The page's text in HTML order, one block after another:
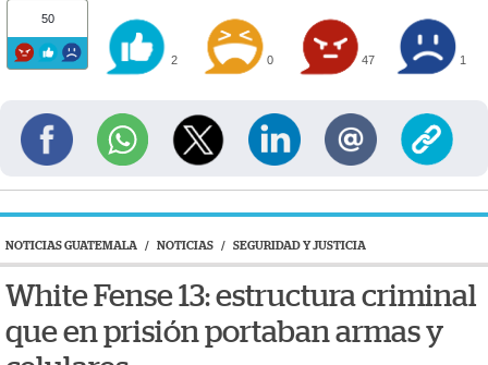
50
2 0 47 1
NOTICIAS GUATEMALA / NOTICIAS / SEGURIDAD Y JUSTICIA
White Fense 13: estructura criminal
que en prisión portaban armas y